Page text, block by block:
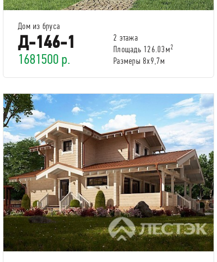
Дом из бруса
Д-146-1
1681500 р.
2 этажа
Площадь 126.03м2
Размеры 8х9,7м